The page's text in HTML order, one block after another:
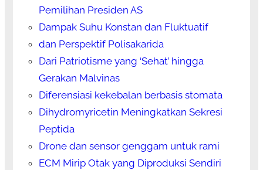
Pemilihan Presiden AS
Dampak Suhu Konstan dan Fluktuatif
dan Perspektif Polisakarida
Dari Patriotisme yang ‘Sehat’ hingga
Gerakan Malvinas
Diferensiasi kekebalan berbasis stomata
Dihydromyricetin Meningkatkan Sekresi
Peptida
Drone dan sensor genggam untuk rami
ECM Mirip Otak yang Diproduksi Sendiri